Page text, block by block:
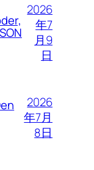
2026
年7
月9
日
2026
年7月
8日